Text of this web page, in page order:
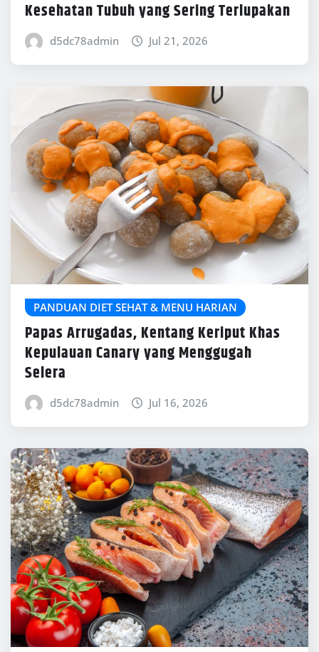
Kesehatan Tubuh yang Sering Terlupakan
d5dc78admin Jul 21, 2026
PANDUAN DIET SEHAT & MENU HARIAN
Papas Arrugadas, Kentang Keriput Khas
Kepulauan Canary yang Menggugah
Selera
d5dc78admin Jul 16, 2026